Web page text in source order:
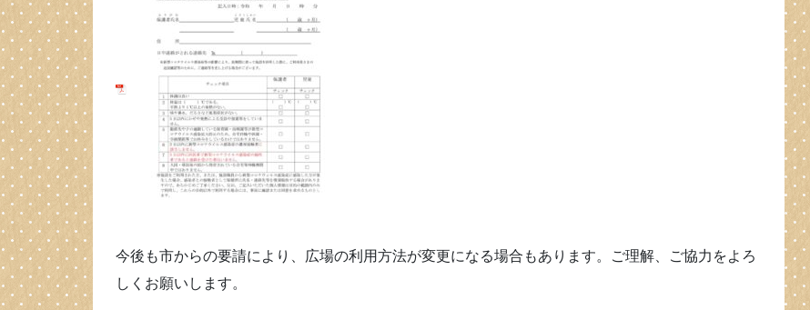
今後も市からの要請により、広場の利用方法が変更になる場合もあります。ご理解、ご協力をよろ
しくお願いします。